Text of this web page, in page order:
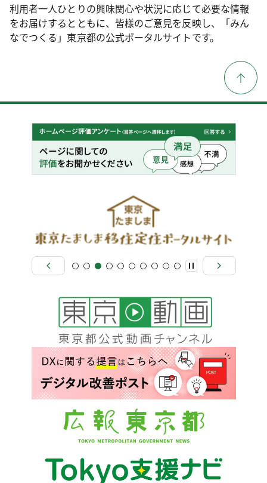
利用者一人ひとりの興味関心や状況に応じて必要な情報
をお届けするとともに、皆様のご意見を反映し、「みん
なでつくる」東京都の公式ポータルサイトです。